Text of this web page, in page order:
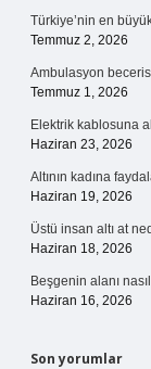
Türkiye’nin en
Temmuz 2, 2026
Ambulasyon
Temmuz 1, 2026
Elektrik kablosuna
Haziran 23, 2026
Altının kadına
Haziran 19, 2026
Üstü insan altı at
Haziran 18, 2026
Beşgenin alanı
Haziran 16, 2026
Son yorumlar